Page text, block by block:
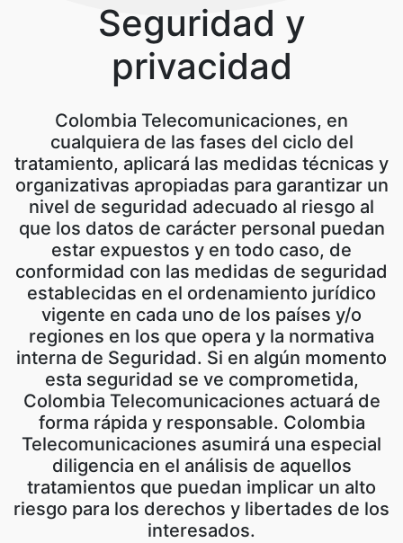
Seguridad y
privacidad
Colombia Telecomunicaciones, en
cualquiera de las fases del ciclo del
tratamiento, aplicará las medidas técnicas y
organizativas apropiadas para garantizar un
nivel de seguridad adecuado al riesgo al
que los datos de carácter personal puedan
estar expuestos y en todo caso, de
conformidad con las medidas de seguridad
establecidas en el ordenamiento jurídico
vigente en cada uno de los países y/o
regiones en los que opera y la normativa
interna de Seguridad. Si en algún momento
esta seguridad se ve comprometida,
Colombia Telecomunicaciones actuará de
forma rápida y responsable. Colombia
Telecomunicaciones asumirá una especial
diligencia en el análisis de aquellos
tratamientos que puedan implicar un alto
riesgo para los derechos y libertades de los
interesados.